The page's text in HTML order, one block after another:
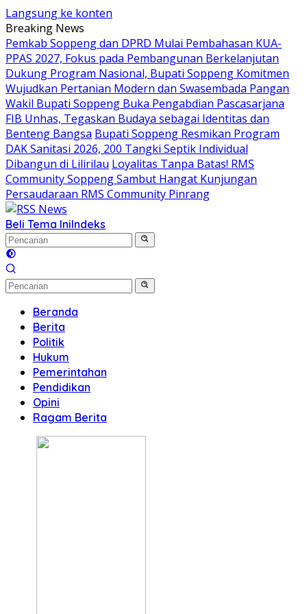
Langsung ke konten
Breaking News
Pemkab Soppeng dan DPRD Mulai Pembahasan KUA-
PPAS 2027, Fokus pada Pembangunan Berkelanjutan
Dukung Program Nasional, Bupati Soppeng Komitmen
Wujudkan Pertanian Modern dan Swasembada Pangan
Wakil Bupati Soppeng Buka Pengabdian Pascasarjana
FIB Unhas, Tegaskan Budaya sebagai Identitas dan
Benteng Bangsa Bupati Soppeng Resmikan Program
DAK Sanitasi 2026, 200 Tangki Septik Individual
Dibangun di Lilirilau Loyalitas Tanpa Batas! RMS
Community Soppeng Sambut Hangat Kunjungan
Persaudaraan RMS Community Pinrang
Beli Tema IniIndeks
Beranda
Berita
Politik
Hukum
Pemerintahan
Pendidikan
Opini
Ragam Berita